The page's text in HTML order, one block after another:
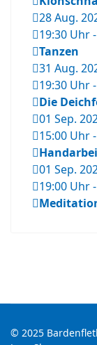
28 Aug.
19:30 Uhr-
Tanzen
31 Aug.
19:30 Uhr-
Die
01 Sep.
15:00 Uhr-
01 Sep.
19:00 Uhr-
© 2025